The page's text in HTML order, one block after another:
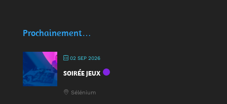
Prochainement…
02 SEP 2026
SOIRÉE JEUX
Sélénium